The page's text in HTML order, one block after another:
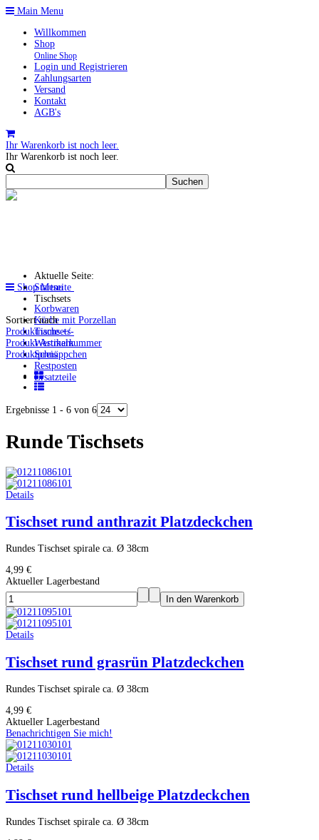
Main Menu
Willkommen
Shop
Online Shop
Login und Registrieren
Zahlungsarten
Versand
Kontakt
AGB's
Ihr Warenkorb ist noch leer.
Ihr Warenkorb ist noch leer.
Shop Menu
Korbwaren
Körbe mit Porzellan
Tischsets
Westmark
Schnäppchen
Restposten
Ersatzteile
Aktuelle Seite:
Startseite
Tischsets
Sortiert nach
Produktname +/-
Produkt Artikelnummer
Produktpreis
Ergebnisse 1 - 6 von 6
Runde Tischsets
Details
Tischset rund anthrazit Platzdeckchen
Rundes Tischset spirale ca. Ø 38cm
4,99 €
Aktueller Lagerbestand
Details
Tischset rund grasrün Platzdeckchen
Rundes Tischset spirale ca. Ø 38cm
4,99 €
Aktueller Lagerbestand
Benachrichtigen Sie mich!
Details
Tischset rund hellbeige Platzdeckchen
Rundes Tischset spirale ca. Ø 38cm